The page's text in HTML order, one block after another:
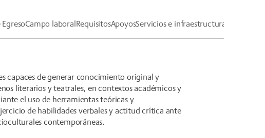
Campo laboralRequisitosApoyosServicios e infraestructura
capaces de generar conocimiento original y
literarios y teatrales, en contextos académicos y
el uso de herramientas teóricas y
de habilidades verbales y actitud crítica ante
contemporáneas.